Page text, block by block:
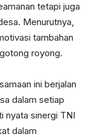
tetapi juga
Menurutnya,
tambahan
royong.
ini berjalan
dalam setiap
nyata sinergi TNI
dalam